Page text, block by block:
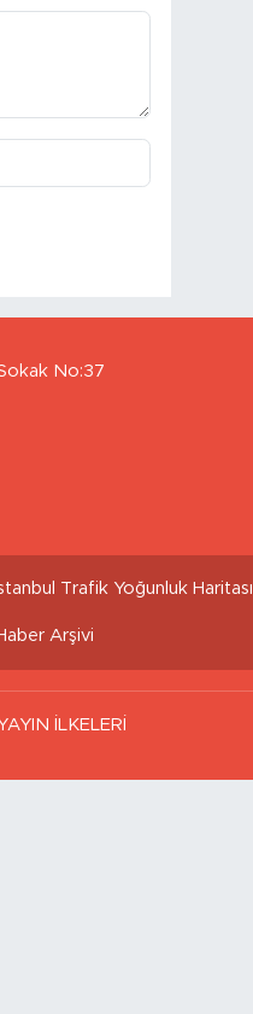
No:37
Trafik Yoğunluk Haritası
Arşivi
İLKELERİ